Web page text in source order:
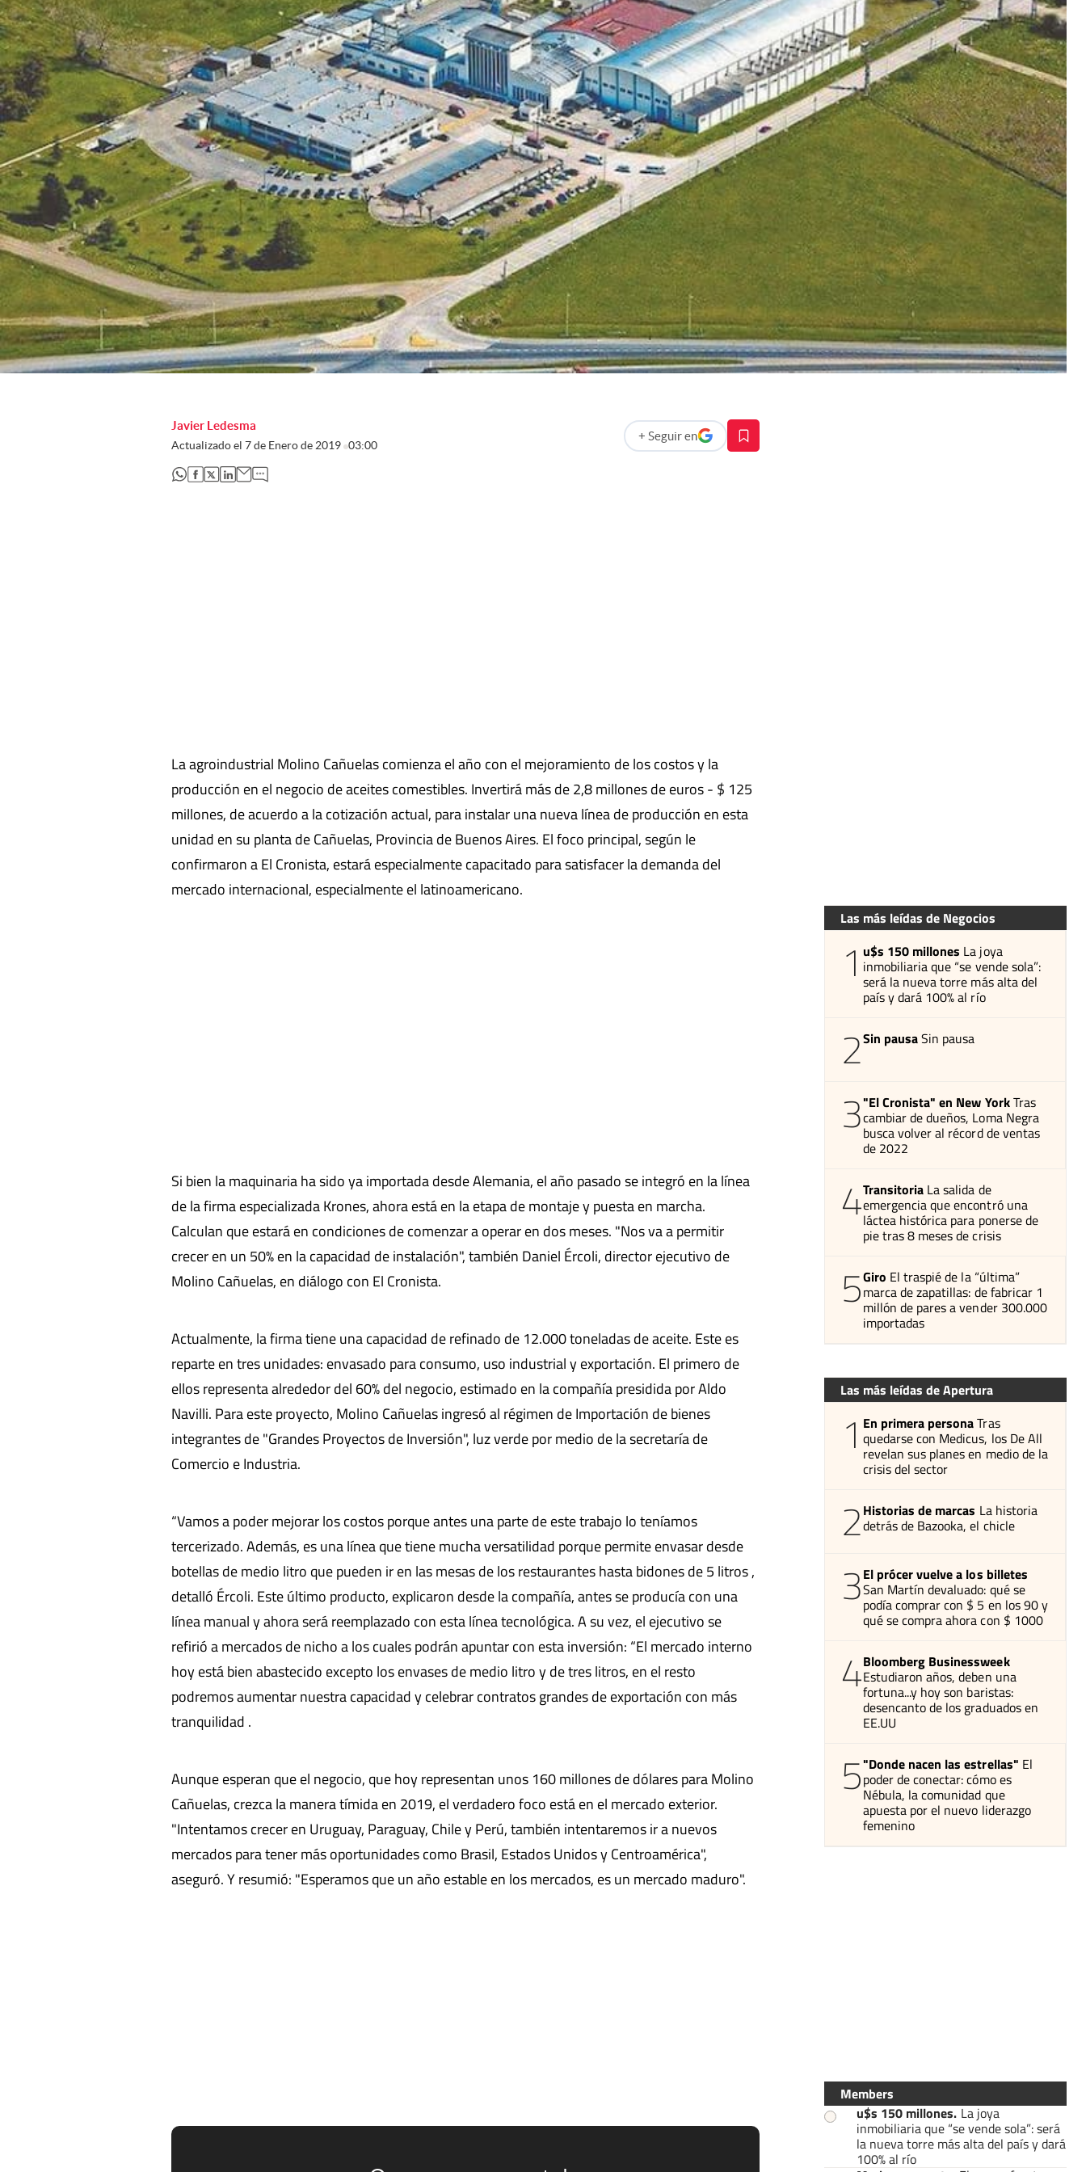
Javier Ledesma
Actualizado el 7 de Enero de 2019 03:00
+ Seguir en
abre en nueva pestaña
abre en nueva pestaña
abre en nueva pestaña
abre en nueva pestaña
abre en nueva pestaña
La agroindustrial Molino Cañuelas comienza el año con el mejoramiento de los costos y la
producción en el negocio de aceites comestibles. Invertirá más de 2,8 millones de euros - $ 125
millones, de acuerdo a la cotización actual, para instalar una nueva línea de producción en esta
unidad en su planta de Cañuelas, Provincia de Buenos Aires. El foco principal, según le
confirmaron a El Cronista, estará especialmente capacitado para satisfacer la demanda del
mercado internacional, especialmente el latinoamericano.
Si bien la maquinaria ha sido ya importada desde Alemania, el año pasado se integró en la línea
de la firma especializada Krones, ahora está en la etapa de montaje y puesta en marcha.
Calculan que estará en condiciones de comenzar a operar en dos meses. "Nos va a permitir
crecer en un 50% en la capacidad de instalación", también Daniel Ércoli, director ejecutivo de
Molino Cañuelas, en diálogo con El Cronista.
Actualmente, la firma tiene una capacidad de refinado de 12.000 toneladas de aceite. Este es
reparte en tres unidades: envasado para consumo, uso industrial y exportación. El primero de
ellos representa alrededor del 60% del negocio, estimado en la compañía presidida por Aldo
Navilli. Para este proyecto, Molino Cañuelas ingresó al régimen de Importación de bienes
integrantes de "Grandes Proyectos de Inversión", luz verde por medio de la secretaría de
Comercio e Industria.
“Vamos a poder mejorar los costos porque antes una parte de este trabajo lo teníamos
tercerizado. Además, es una línea que tiene mucha versatilidad porque permite envasar desde
botellas de medio litro que pueden ir en las mesas de los restaurantes hasta bidones de 5 litros ,
detalló Ércoli. Este último producto, explicaron desde la compañía, antes se producía con una
línea manual y ahora será reemplazado con esta línea tecnológica. A su vez, el ejecutivo se
refirió a mercados de nicho a los cuales podrán apuntar con esta inversión: “El mercado interno
hoy está bien abastecido excepto los envases de medio litro y de tres litros, en el resto
podremos aumentar nuestra capacidad y celebrar contratos grandes de exportación con más
tranquilidad .
Aunque esperan que el negocio, que hoy representan unos 160 millones de dólares para Molino
Cañuelas, crezca la manera tímida en 2019, el verdadero foco está en el mercado exterior.
"Intentamos crecer en Uruguay, Paraguay, Chile y Perú, también intentaremos ir a nuevos
mercados para tener más oportunidades como Brasil, Estados Unidos y Centroamérica",
aseguró. Y resumió: "Esperamos que un año estable en los mercados, es un mercado maduro".
Las más leídas de Negocios
1 u$s 150 millones La joya
inmobiliaria que “se vende sola”:
será la nueva torre más alta del
país y dará 100% al río
2Sin pausaSin pausa
3"El Cronista" en New YorkTras
cambiar de dueños, Loma Negra
busca volver al récord de ventas
de 2022
4Transitoria La salida de
emergencia que encontró una
láctea histórica para ponerse de
pie tras 8 meses de crisis
5Giro El traspié de la “última”
marca de zapatillas: de fabricar 1
millón de pares a vender 300.000
importadas
Las más leídas de Apertura
1 En primera personaTras
quedarse con Medicus, los De All
revelan sus planes en medio de la
crisis del sector
2Historias de marcas La historia
detrás de Bazooka, el chicle
3El prócer vuelve a los billetes
San Martín devaluado: qué se
podía comprar con $ 5 en los 90 y
qué se compra ahora con $ 1000
4Bloomberg Businessweek
Estudiaron años, deben una
fortuna...y hoy son baristas:
desencanto de los graduados en
EE.UU
5"Donde nacen las estrellas" El
poder de conectar: cómo es
Nébula, la comunidad que
apuesta por el nuevo liderazgo
femenino
Members
u$s 150 millones. La joya
inmobiliaria que “se vende sola”: será
la nueva torre más alta del país y dará
100% al río